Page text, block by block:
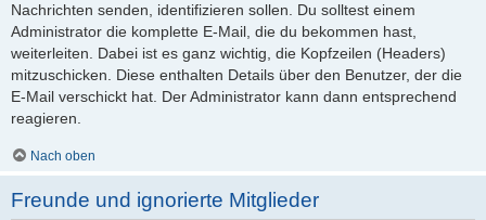
Nachrichten senden, identifizieren sollen. Du solltest einem
Administrator die komplette E-Mail, die du bekommen hast,
weiterleiten. Dabei ist es ganz wichtig, die Kopfzeilen (Headers)
mitzuschicken. Diese enthalten Details über den Benutzer, der die
E-Mail verschickt hat. Der Administrator kann dann entsprechend
reagieren.
Nach oben
Freunde und ignorierte Mitglieder